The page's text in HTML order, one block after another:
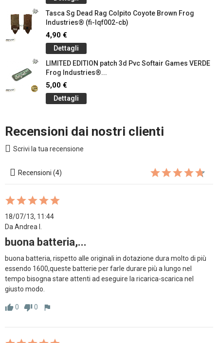
Tasca Sg Dead Rag Colpito Coyote Brown Frog
Industries® (fi-lqf002-cb)
4,90 €
Dettagli
LIMITED EDITION patch 3d Pvc Softair Games VERDE
Frog Industries®...
5,00 €
Dettagli
Recensioni dai nostri clienti
Scrivi la tua recensione
Recensioni (4)
18/07/13, 11:44
Da Andrea l.
buona batteria,...
buona batteria, rispetto alle originali in dotazione dura molto di più
essendo 1600,queste batterie per farle durare più a lungo nel
tempo bisogna stare attenti ad eseguire la ricarica-scarica nel
giusto modo.
thumb_up0 thumb_down0 flag